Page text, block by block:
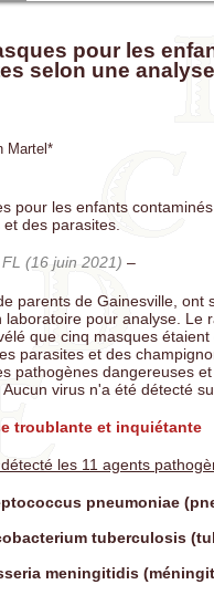
pourtant sûre et sans
Les vaccins ne vous
formelles, selon les CDC.
Dr Paul Thomas: Il a
lui a retiré son
Tetanos: Non, le vaccin
Lalo: Fausses
pandémies pour asseoir
Les vraies causes de la
de microbe mais à des
notre microbiote
pour les
selon une analyse
Martel *
pour les enfants
des parasites.
(16 juin 2021) –
parents de Gainesville, ont
laboratoire pour analyse. Le
que cinq masques
parasites et des
pathogènes dangereuses
virus n'a été détecté
troublante et inquiétante
les 11 agents
pneumoniae
tuberculosis
meningitidis